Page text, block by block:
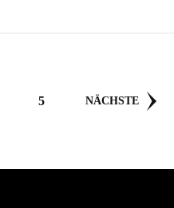
SEITE
5 NÄCHSTE